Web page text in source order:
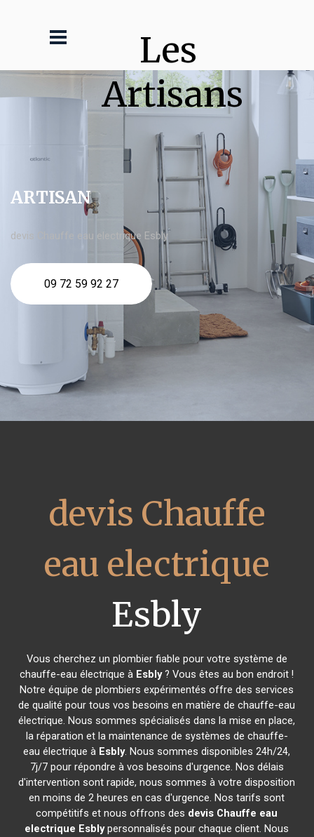
Les
Artisans
ARTISAN
devis Chauffe eau electrique Esbly
09 72 59 92 27
devis Chauffe
eau electrique
Esbly
Vous cherchez un plombier fiable pour votre système de
chauffe-eau électrique à Esbly? Vous êtes au bon endroit !
Notre équipe de plombiers expérimentés offre des services
de qualité pour tous vos besoins en matière de chauffe-eau
électrique. Nous sommes spécialisés dans la mise en place,
la réparation et la maintenance de systèmes de chauffe-
eau électrique à Esbly. Nous sommes disponibles 24h/24,
7j/7 pour répondre à vos besoins d'urgence. Nos délais
d'intervention sont rapide, nous sommes à votre disposition
en moins de 2 heures en cas d'urgence. Nos tarifs sont
compétitifs et nous offrons des devis Chauffe eau
electrique Esblypersonnalisés pour chaque client. Nous